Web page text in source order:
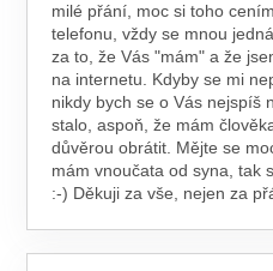
milé přání, moc si toho
telefonu, vždy se mnou
za to, že Vás "mám" a že
na internetu. Kdyby se mi
nikdy bych se o Vás nejspíš
stalo, aspoň, že mám
důvěrou obrátit. Mějte se
mám vnoučata od syna, tak
:-) Děkuji za vše, nejen za